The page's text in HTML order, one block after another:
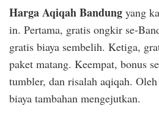
Harga Aqiqah Bandung yang
in. Pertama, gratis ongkir se-
gratis biaya sembelih. Ketiga,
paket matang. Keempat, bonus
tumbler, dan risalah aqiqah.
biaya tambahan mengejutkan.